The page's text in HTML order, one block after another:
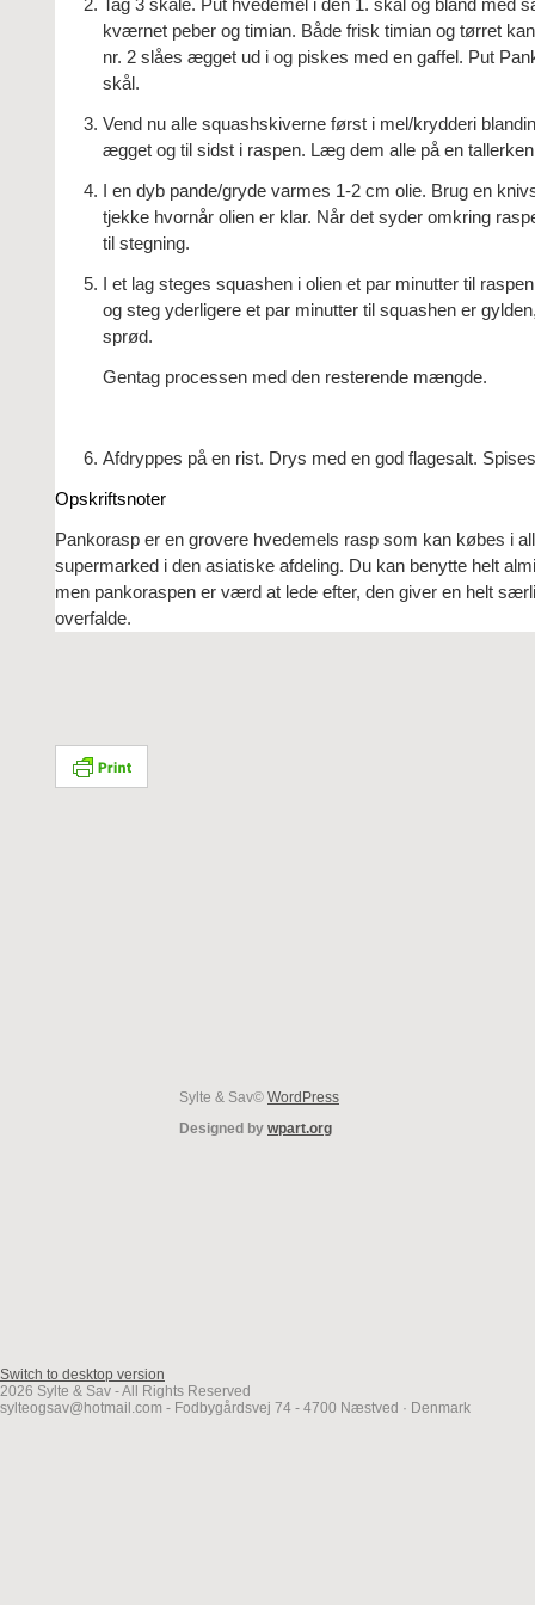
Tag 3 skåle. Put hvedemel i den 1. skål og bland med
kværnet peber og timian. Både frisk timian og tørret
nr. 2 slåes ægget ud i og piskes med en gaffel. Put
skål.
Vend nu alle squashskiverne først i mel/krydderi
ægget og til sidst i raspen. Læg dem alle på en
I en dyb pande/gryde varmes 1-2 cm olie. Brug en
tjekke hvornår olien er klar. Når det syder omkring
til stegning.
I et lag steges squashen i olien et par minutter til
og steg yderligere et par minutter til squashen er
sprød.
Gentag processen med den resterende mængde.
Afdryppes på en rist. Drys med en god flagesalt.
Opskriftsnoter
Pankorasp er en grovere hvedemels rasp som kan købes i
supermarked i den asiatiske afdeling. Du kan benytte helt
men pankoraspen er værd at lede efter, den giver en helt
overfalde.
Sylte & Sav© WordPress
Designed by wpart.org
Switch to desktop version
2026 Sylte & Sav - All Rights Reserved
sylteogsav@hotmail.com - Fodbygårdsvej 74 - 4700 Næstved · Denmark